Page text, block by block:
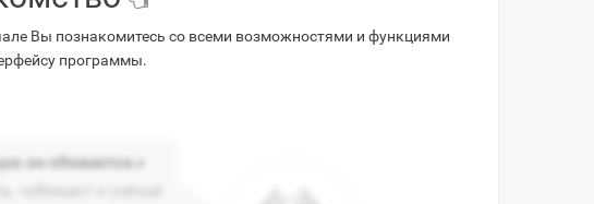
Вы познакомитесь со всеми возможностями и функциями
программы.